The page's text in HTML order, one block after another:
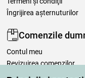
Îngrijirea așternuturilor
Comenzile
Contul meu
Revizuirea comenzilor
Reclamaţii